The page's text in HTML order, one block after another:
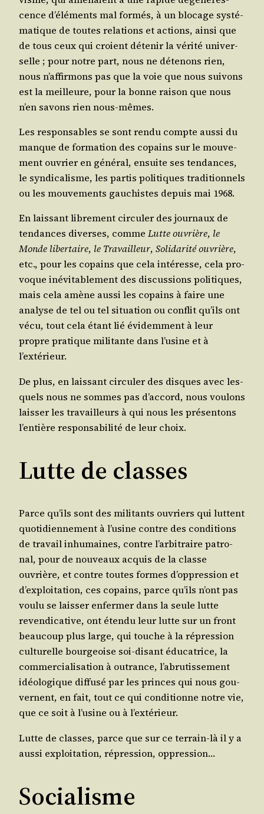
cence d’élé­ments mal for­més, à un blo­cage sys­té­
ma­tique de toutes rela­tions et actions, ain­si que
de tous ceux qui croient déte­nir la véri­té uni­ver­
selle ; pour notre part, nous ne déte­nons rien,
nous n’af­fir­mons pas que la voie que nous sui­vons
est la meilleure, pour la bonne rai­son que nous
n’en savons rien nous-mêmes.
Les res­pon­sables se sont ren­du compte aus­si du
manque de for­ma­tion des copains sur le mou­ve­
ment ouvrier en géné­ral, ensuite ses ten­dances,
le syn­di­ca­lisme, les par­tis poli­tiques tra­di­tion­nels
ou les mou­ve­ments gau­chistes depuis mai 1968.
En lais­sant libre­ment cir­cu­ler des jour­naux de
ten­dances diverses, comme Lutte ouvrière, le
Monde liber­taire, le Tra­vailleur, Soli­da­ri­té ouvrière,
etc., pour les copains que cela inté­resse, cela pro­
voque inévi­ta­ble­ment des dis­cus­sions poli­tiques,
mais cela amène aus­si les copains à faire une
ana­lyse de tel ou tel situa­tion ou conflit qu’ils ont
vécu, tout cela étant lié évi­dem­ment à leur
propre pra­tique mili­tante dans l’u­sine et à
l’extérieur.
De plus, en lais­sant cir­cu­ler des disques avec les­
quels nous ne sommes pas d’ac­cord, nous vou­lons
lais­ser les tra­vailleurs à qui nous les pré­sen­tons
l’en­tière res­pon­sa­bi­li­té de leur choix.
Lutte de classes
Parce qu’ils sont des mili­tants ouvriers qui luttent
quo­ti­dien­ne­ment à l’u­sine contre des condi­tions
de tra­vail inhu­maines, contre l’ar­bi­traire patro­
nal, pour de nou­veaux acquis de la classe
ouvrière, et contre toutes formes d’op­pres­sion et
d’ex­ploi­ta­tion, ces copains, parce qu’ils n’ont pas
vou­lu se lais­ser enfer­mer dans la seule lutte
reven­di­ca­tive, ont éten­du leur lutte sur un front
beau­coup plus large, qui touche à la répres­sion
cultu­relle bour­geoise soi-disant édu­ca­trice, la
com­mer­cia­li­sa­tion à outrance, l’a­bru­tis­se­ment
idéo­lo­gique dif­fu­sé par les princes qui nous gou­
vernent, en fait, tout ce qui condi­tionne notre vie,
que ce soit à l’u­sine ou à l’extérieur.
Lutte de classes, parce que sur ce ter­rain-là il y a
aus­si exploi­ta­tion, répres­sion, oppression…
Socialisme